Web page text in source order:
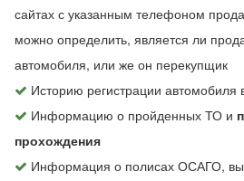
сайтах с указанным телефоном
можно определить, является ли
автомобиля, или же он перекупщик
Историю регистрации
Информацию о пройденных ТО и
прохождения
Информация о полисах ОСАГО,